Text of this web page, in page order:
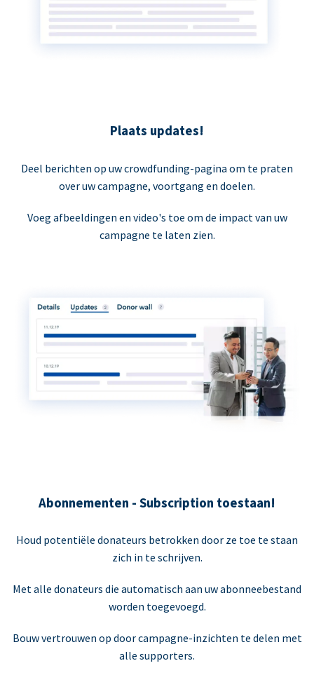
Plaats updates!
Deel berichten op uw crowdfunding-pagina om te praten
over uw campagne, voortgang en doelen.
Voeg afbeeldingen en video's toe om de impact van uw
campagne te laten zien.
Abonnementen - Subscription toestaan!
Houd potentiële donateurs betrokken door ze toe te staan
zich in te schrijven.
Met alle donateurs die automatisch aan uw abonneebestand
worden toegevoegd.
Bouw vertrouwen op door campagne-inzichten te delen met
alle supporters.